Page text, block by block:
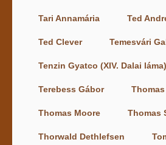
Tari Annamária Ted
Ted Clever Temesvári
Tenzin Gyatco (XIV. Dalai láma)
Terebess Gábor
Thomas Moore Thomas
Thorwald Dethlefsen